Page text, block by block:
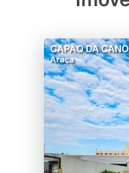
CAPÃO DA
Araça